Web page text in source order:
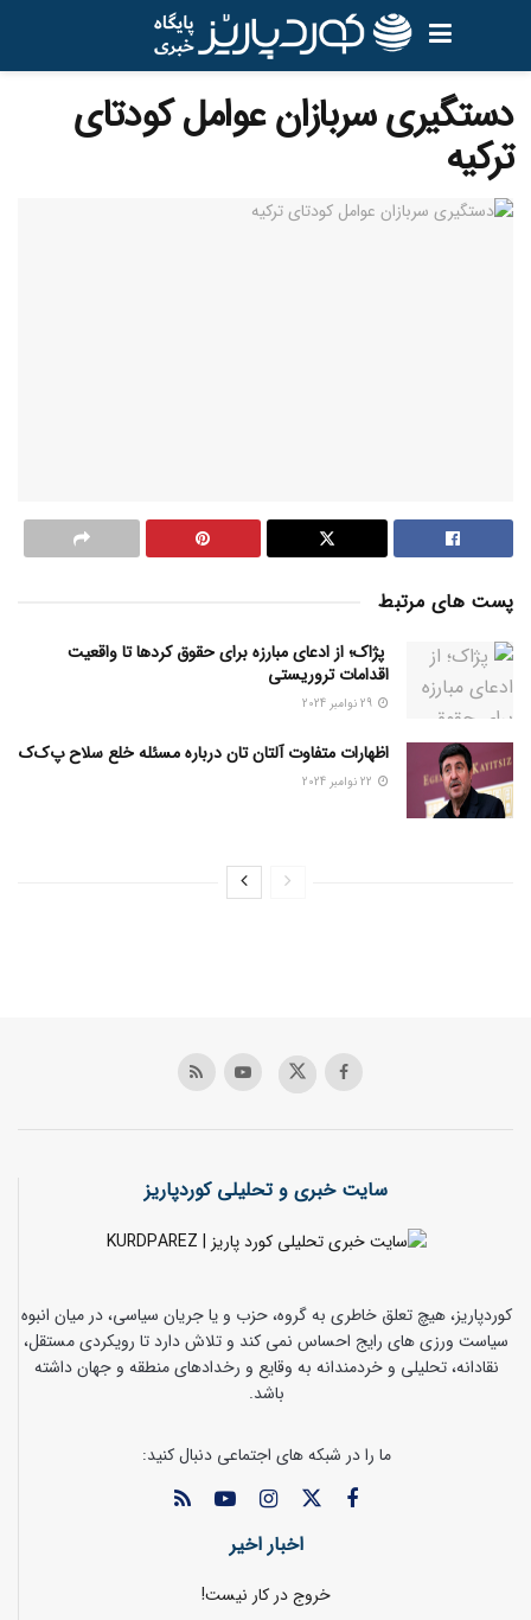
دستگیری سربازان عوامل کودتای
ترکیه
پست های مرتبط
پژاک؛ از ادعای مبارزه برای حقوق کردها تا واقعیت
اقدامات تروریستی
اظهارات متفاوت آلتان تان درباره مسئله خلع سلاح پ‌ک‌ک
سایت خبری و تحلیلی کوردپاریز
کوردپاریز، هیچ تعلق خاطری به گروه، حزب و یا جریان سیاسی، در میان انبوه
سیاست ورزی های رایج احساس نمی کند و تلاش دارد تا رویکردی مستقل،
نقادانه، تحلیلی و خردمندانه به وقایع و رخدادهای منطقه و جهان داشته
باشد.
ما را در شبکه های اجتماعی دنبال کنید:
اخبار اخیر
خروج در کار نیست!